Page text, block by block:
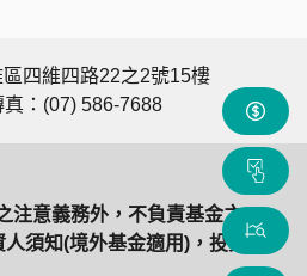
四維四路22之2號15樓
真：(07) 586-7688
注意義務外，不負責基金之
須知(境外基金適用)，投資